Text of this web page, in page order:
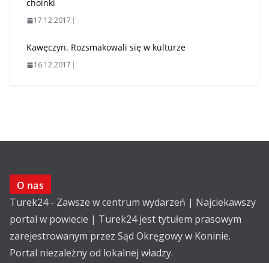
choinki
17.12.2017
Kawęczyn. Rozsmakowali się w kulturze
16.12.2017
O nas
Turek24 - Zawsze w centrum wydarzeń | Najciekawszy
portal w powiecie | Turek24 jest tytułem prasowym
zarejestrowanym przez Sąd Okręgowy w Koninie.
Portal niezależny od lokalnej władzy.